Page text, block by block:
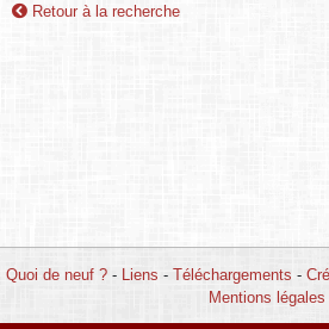
Retour à la recherche
Quoi de neuf ?- Liens - Téléchargements -
Mentions légales